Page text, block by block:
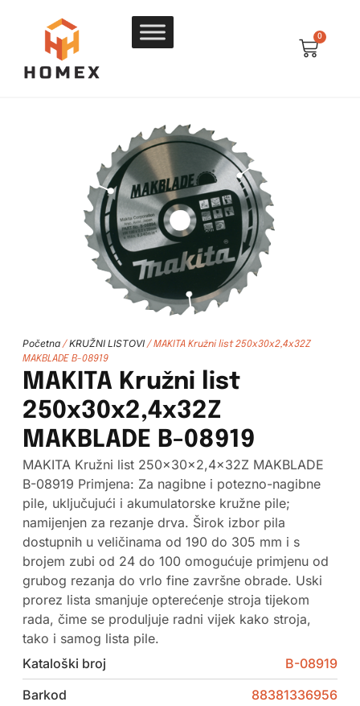
0
Početna/ KRUŽNI LISTOVI/ MAKITA Kružni list 250x30x2,4x32Z
MAKBLADE B-08919
MAKITA Kružni list
250x30x2,4x32Z
MAKBLADE B-08919
MAKITA Kružni list 250x30x2,4x32Z MAKBLADE
B-08919 Primjena: Za nagibne i potezno-nagibne
pile, uključujući i akumulatorske kružne pile;
namijenjen za rezanje drva. Širok izbor pila
dostupnih u veličinama od 190 do 305 mm i s
brojem zubi od 24 do 100 omogućuje primjenu od
grubog rezanja do vrlo fine završne obrade. Uski
prorez lista smanjuje opterećenje stroja tijekom
rada, čime se produljuje radni vijek kako stroja,
tako i samog lista pile.
Kataloški broj
B-08919
Barkod
88381336956